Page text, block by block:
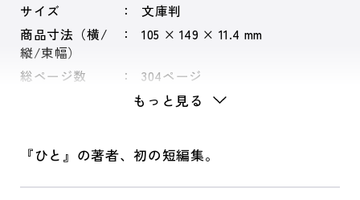
サイズ
文庫判
商品寸法（横/
縦/束幅）
105 × 149 × 11.4 mm
総ページ数 304ページ
もっと見る
『ひと』の著者、初の短編集。